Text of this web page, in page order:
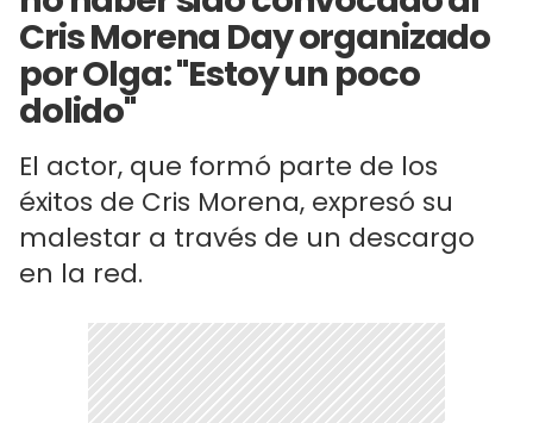
Cris Morena Day organizado
por Olga: "Estoy un poco
dolido"
El actor, que formó parte de los
éxitos de Cris Morena, expresó su
malestar a través de un descargo
en la red.